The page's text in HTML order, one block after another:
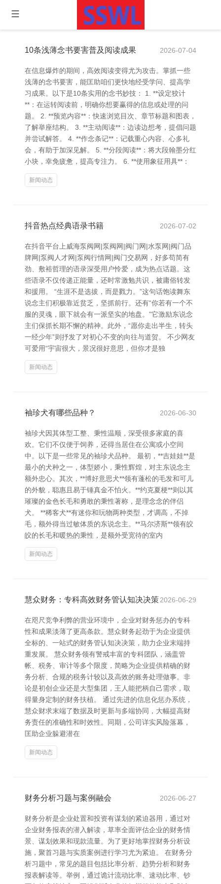
10条浅薄念书要害普及阅读成果 2026-07-04
在信息爆炸的期间，高效阅读变得尤为攻击。掌抓一些
浅薄的念书要害，能匡助咱们更快地经受学问、提高学
习成果。以下是10条实用的念书妙技： 1. **设定狡计
**：在运转阅读前，明确你想要赢得的信息或处理的问
题。 2. **预览内容**：快速浏览目次、章节标题和图表，
了解举座结构。 3. **主动阅读**：边读边想考，提倡问题
并尝试解答。 4. **作念条记**：记载重心内容、心多礼
会，有助于加深见解。 5. **分段阅读**：将大段翰墨分红
小块，幸免疲惫，提高专注力。 6. **使用象征用具**：
新闻动态
抖音热点经典语录书籍 2026-07-02
在抖音平台上威海泵阀网|泵阀网|阀门网|水泵网|阀门品
牌网|泵阀人才网|泵阀行情网|阀门交易网，好多苟简有
劲、敷裕哲理的语录深受用户怜爱，成为热点话题。这
些语录不仅传递正能量，还时常激勉共识，被庸俗转发
和援用。 “生涯不是选拔，而是戮力。”这句话饱读舞东
说念主们积极靠近贫乏，坚抓前行。还有“你若有一个不
服的灵魂，眼下就会有一派坚实的地盘。”它激励东说念
主们保抓长期不懈的精神。此外，“愿你走出半生，转头
一经少年”则抒发了对初心不变的向往与道贺。 不少网友
可爱用“宇宙很大，景况很好意思，但你才是独
新闻动态
袖珍犬有哪些品种？ 2026-06-30
袖珍犬因其体型工整、秉性温顺，深受很多家庭的喜
欢。它们不仅便于饲养，还得当居住在公寓或小空间
中。以下是一些常见的袖珍犬品种。 最初，**吉娃娃**是
最小的犬种之一，体型娇小，秉性辉煌，对主东说念主
额外忠心。其次，**博好意思犬**领有蓬松的毛发和可儿
的外貌，聪惠且易于锤真金不怕火。**约克夏梗**则以其
璀璨的金色长毛和勇敢的秉性著称，是理念念的伴侣
犬。 **稀客犬**有迷你和玩物两种类型，才调高，不掉
毛，额外得当过敏体质的东说念主。**马尔济斯**领有皎
皎的长毛和暖热的秉性，是额外受宽待的室内
新闻动态
慧众财务：专科高效财务管认知决决策2026-06-29
在咫尺竞争利弊的营业环境中，企业对财务惩办的专科
性和成果淡薄了更高条款。慧众财务起劲于为企业提供
全标的、一站式的财务管认知决决策，助力企业末端持
重发展。 慧众财务领有警戒丰富的专科团队，涵盖管
帐、税务、审计等多个限度，简略为企业提供精确的财
务分析、合规的税务计较以及高效的账务处理做事。非
论是初创企业还是大型集团，王人能把柄自己需求，取
得量身定制的财务扶植。 通过先进的信息化惩办系统，
慧众财求末端了数据及时更新与多端协同，大幅提高财
务责任的准确性和时效性。同期，公司详实风险落幕，
匡助企业躲避潜在
新闻动态
财务分析习题与案例融会 2026-06-27
财务分析是企业处置和投资有谋划的紧迫器用，通过对
企业财务报表的潜入解读，草率全面评估企业的财务情
景、谋划效果和现款流量。为了更好地掌捏财务分析设
施，聚首习题与实质案例进行学习尤为紧迫。 在财务分
析习题中，常见的题目包括比率分析、趋势分析和财务
报表解读等。举例，通过诡计流动比率、速动比率、钞